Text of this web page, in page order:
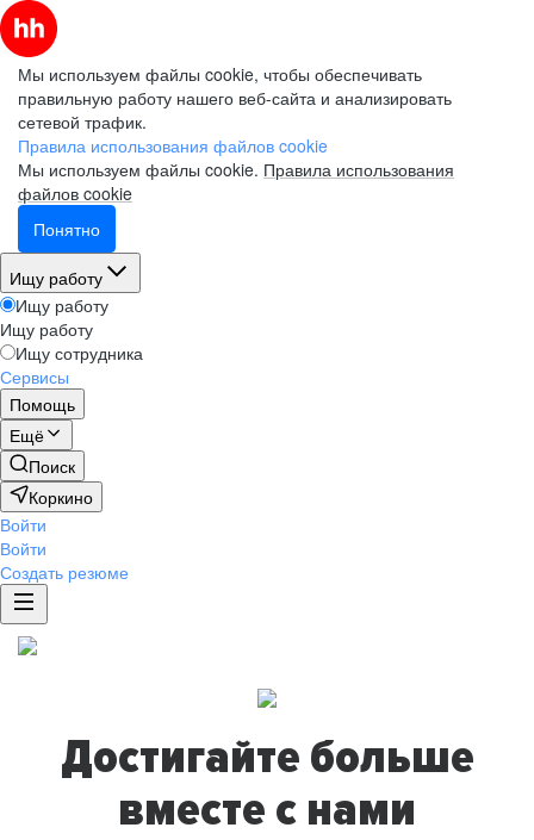
Мы используем файлы cookie, чтобы обеспечивать
правильную работу нашего веб-сайта и анализировать
сетевой трафик.
Правила использования файлов cookie
Мы используем файлы cookie. Правила использования
файлов cookie
Понятно
Ищу работу
Ищу работу
Ищу работу
Ищу сотрудника
Сервисы
Помощь
Ещё
Поиск
Коркино
Войти
Войти
Создать резюме
Достигайте больше
вместе с нами